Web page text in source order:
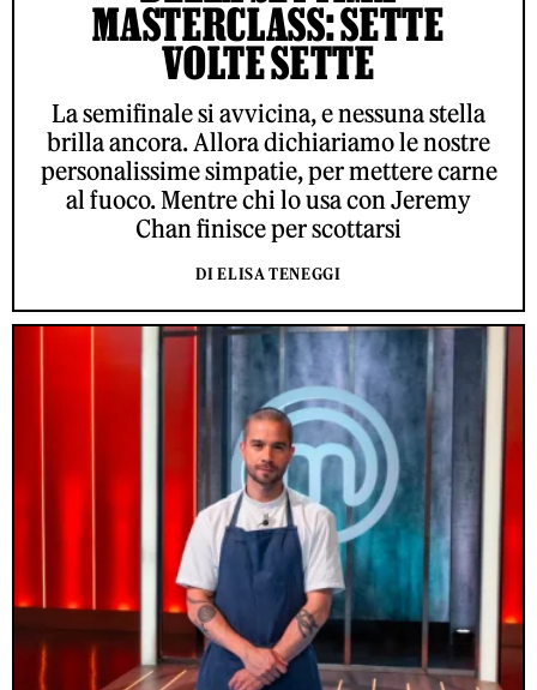
MASTERCLASS: SETTE
VOLTE SETTE
La semifinale si avvicina, e nessuna stella
brilla ancora. Allora dichiariamo le nostre
personalissime simpatie, per mettere carne
al fuoco. Mentre chi lo usa con Jeremy
Chan finisce per scottarsi
DI ELISA TENEGGI